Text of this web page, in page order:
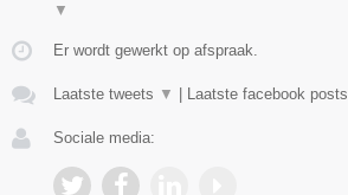
▼
Er wordt gewerkt op afspraak.
Laatste tweets ▼ Laatste facebook posts
Sociale media: